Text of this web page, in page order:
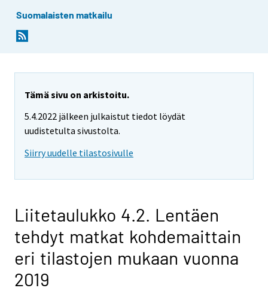
Suomalaisten matkailu
Tämä sivu on arkistoitu.
5.4.2022 jälkeen julkaistut tiedot löydät
uudistetulta sivustolta.
Siirry uudelle tilastosivulle
Liitetaulukko 4.2. Lentäen
tehdyt matkat kohdemaittain
eri tilastojen mukaan vuonna
2019